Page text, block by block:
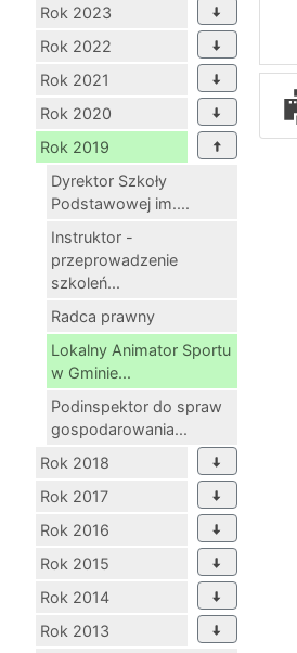
Rok 2023
Rok 2022
Rok 2021
Rok 2020
Rok 2019
Dyrektor Szkoły
Podstawowej im....
Instruktor -
przeprowadzenie
szkoleń...
Radca prawny
Lokalny Animator Sportu
w Gminie...
Podinspektor do spraw
gospodarowania...
Rok 2018
Rok 2017
Rok 2016
Rok 2015
Rok 2014
Rok 2013